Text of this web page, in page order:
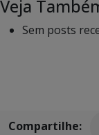
Veja
Sem posts
Compartilhe: